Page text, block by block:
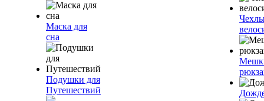
Маска для
сна
Подушки для
Путешествий